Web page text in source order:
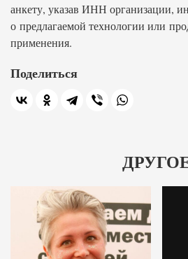
анкету, указав ИНН организации,
о предлагаемой технологии или
применения.
Поделиться